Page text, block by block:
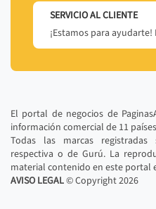
SERVICIO AL CLIENTE
¡Estamos para ayudarte!
El portal de negocios de
información comercial de 11
Todas las marcas
respectiva o de Gurú. La
material contenido en este portal
AVISO LEGAL© Copyright2026